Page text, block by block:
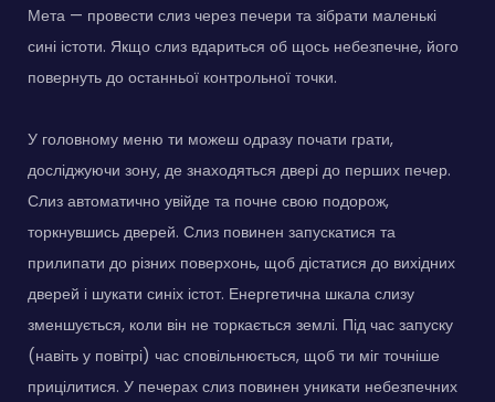
Мета — провести слиз через печери та зібрати маленькі
сині істоти. Якщо слиз вдариться об щось небезпечне, його
повернуть до останньої контрольної точки.
У головному меню ти можеш одразу почати грати,
досліджуючи зону, де знаходяться двері до перших печер.
Слиз автоматично увійде та почне свою подорож,
торкнувшись дверей. Слиз повинен запускатися та
прилипати до різних поверхонь, щоб дістатися до вихідних
дверей і шукати синіх істот. Енергетична шкала слизу
зменшується, коли він не торкається землі. Під час запуску
(навіть у повітрі) час сповільнюється, щоб ти міг точніше
прицілитися. У печерах слиз повинен уникати небезпечних